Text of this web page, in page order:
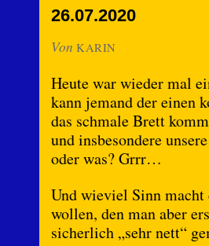
26.07.2020
Von KARIN
Heute war wieder mal
kann jemand der einen
das schmale Brett
und insbesondere
oder was? Grrr…
Und wieviel Sinn macht
wollen, den man aber
sicherlich „sehr nett“